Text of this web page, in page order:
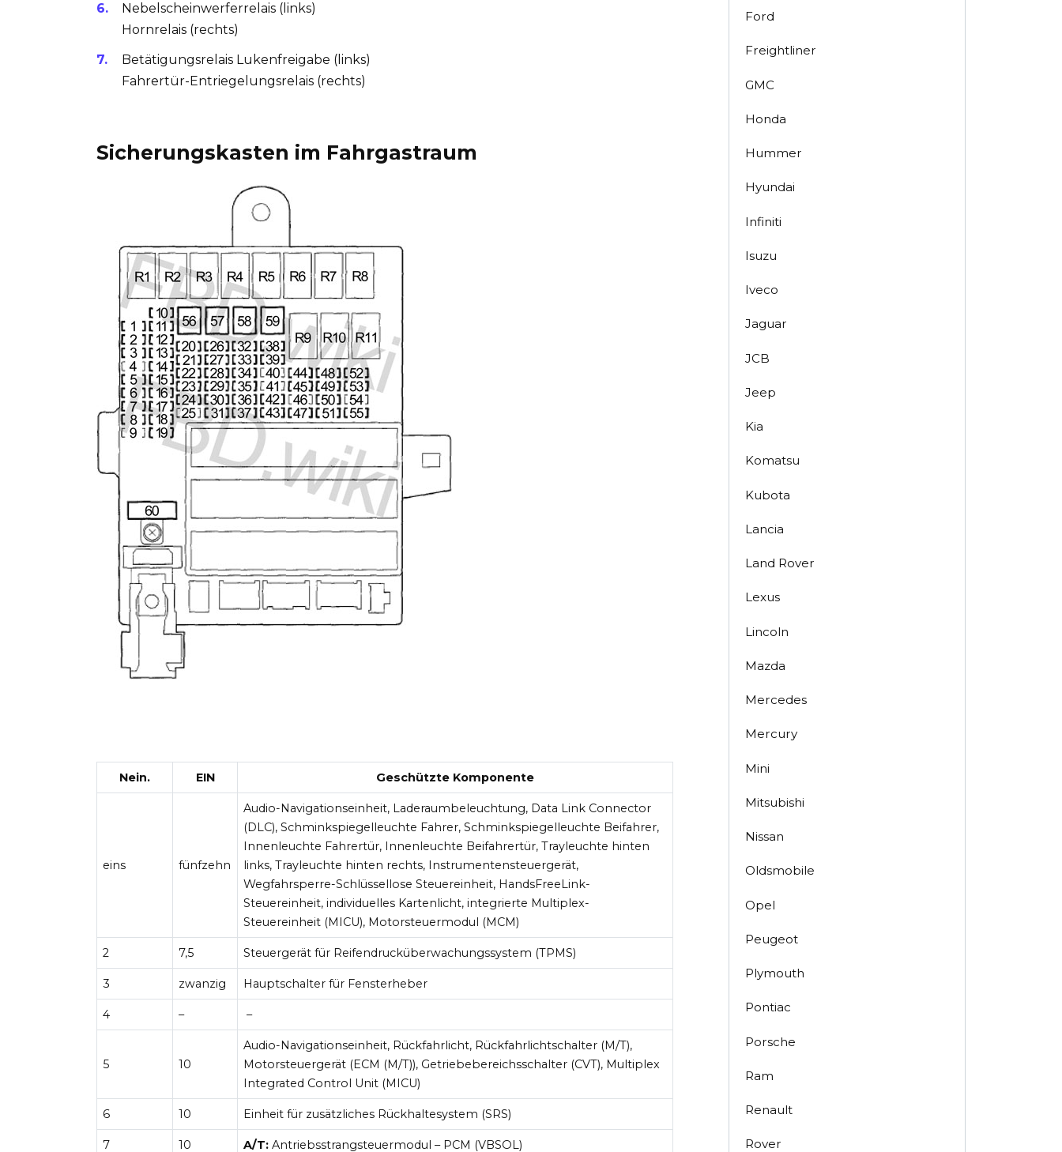
Nebelscheinwerferrelais (links)
Hornrelais (rechts)
Betätigungsrelais Lukenfreigabe (links)
Fahrertür-Entriegelungsrelais (rechts)
Sicherungskasten im Fahrgastraum
Nein. EIN Geschützte Komponente
eins fünfzehn
Audio-Navigationseinheit, Laderaumbeleuchtung, Data Link Connector
(DLC), Schminkspiegelleuchte Fahrer, Schminkspiegelleuchte Beifahrer,
Innenleuchte Fahrertür, Innenleuchte Beifahrertür, Trayleuchte hinten
links, Trayleuchte hinten rechts, Instrumentensteuergerät,
Wegfahrsperre-Schlüssellose Steuereinheit, HandsFreeLink-
Steuereinheit, individuelles Kartenlicht, integrierte Multiplex-
Steuereinheit (MICU), Motorsteuermodul (MCM)
2 7,5 Steuergerät für Reifendrucküberwachungssystem (TPMS)
3 zwanzig Hauptschalter für Fensterheber
4 – –
5 10
Audio-Navigationseinheit, Rückfahrlicht, Rückfahrlichtschalter (M/T),
Motorsteuergerät (ECM (M/T)), Getriebebereichsschalter (CVT), Multiplex
Integrated Control Unit (MICU)
6 10 Einheit für zusätzliches Rückhaltesystem (SRS)
7 10 A/T: Antriebsstrangsteuermodul – PCM (VBSOL)
Ford
Freightliner
GMC
Honda
Hummer
Hyundai
Infiniti
Isuzu
Iveco
Jaguar
JCB
Jeep
Kia
Komatsu
Kubota
Lancia
Land Rover
Lexus
Lincoln
Mazda
Mercedes
Mercury
Mini
Mitsubishi
Nissan
Oldsmobile
Opel
Peugeot
Plymouth
Pontiac
Porsche
Ram
Renault
Rover